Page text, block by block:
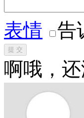
表情 告
提 交
啊哦，